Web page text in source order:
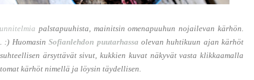
palstapuuhista, mainitsin omenapuuhun nojailevan kärhön.
:) HuomasinSofianlehdon puutarhassa olevan huhtikuun ajan kärhöt
ärsyttävät sivut, kukkien kuvat näkyvät vasta klikkaamalla
kärhöt nimellä ja löysin täydellisen.